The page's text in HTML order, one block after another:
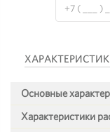
Основные
Характеристики